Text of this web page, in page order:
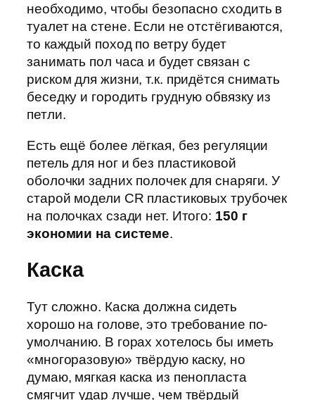
необходимо, чтобы безопасно сходить в
туалет на стене. Если не отстёгиваются,
то каждый поход по ветру будет
занимать пол часа и будет связан с
риском для жизни, т.к. придётся снимать
беседку и городить грудную обвязку из
петли.
Есть ещё более лёгкая, без регуляции
петель для ног и без пластиковой
оболочки задних полочек для снаряги. У
старой модели CR пластиковых трубочек
на полочках сзади нет. Итого: 150 г
экономии на системе.
Каска
Тут сложно. Каска должна сидеть
хорошо на голове, это требование по-
умолчанию. В горах хотелось бы иметь
«многоразовую» твёрдую каску, но
думаю, мягкая каска из пенопласта
смягчит удар лучше, чем твёрдый